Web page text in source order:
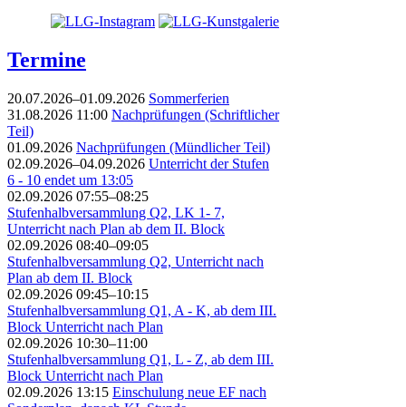
Termine
20.07.2026–01.09.2026 Sommerferien
31.08.2026 11:00 Nachprüfungen (Schriftlicher
Teil)
01.09.2026 Nachprüfungen (Mündlicher Teil)
02.09.2026–04.09.2026 Unterricht der Stufen
6 - 10 endet um 13:05
02.09.2026 07:55–08:25
Stufenhalbversammlung Q2, LK 1- 7,
Unterricht nach Plan ab dem II. Block
02.09.2026 08:40–09:05
Stufenhalbversammlung Q2, Unterricht nach
Plan ab dem II. Block
02.09.2026 09:45–10:15
Stufenhalbversammlung Q1, A - K, ab dem III.
Block Unterricht nach Plan
02.09.2026 10:30–11:00
Stufenhalbversammlung Q1, L - Z, ab dem III.
Block Unterricht nach Plan
02.09.2026 13:15 Einschulung neue EF nach